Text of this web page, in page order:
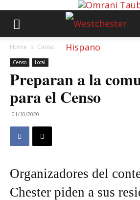
Home Censo
Censo Local
Preparan a la
para el Censo
01/10/2020
Organizadores del
Chester piden a sus